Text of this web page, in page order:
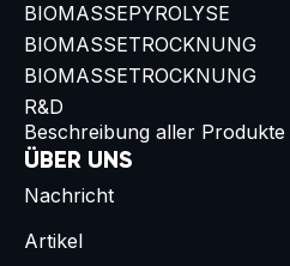
BIOMASSEPYROLYSE
BIOMASSETROCKNUNG
BIOMASSETROCKNUNG
R&D
Beschreibung aller Produkte
ÜBER UNS
Nachricht
Artikel